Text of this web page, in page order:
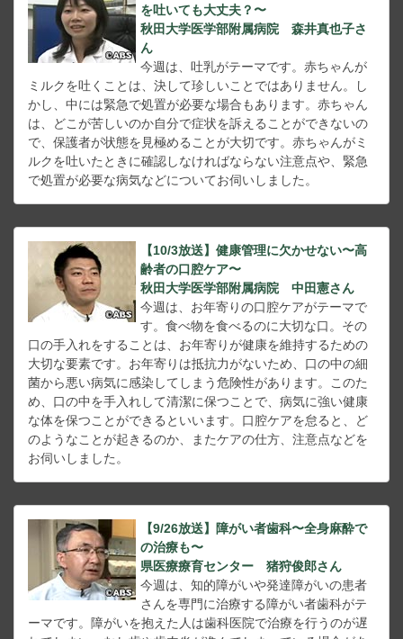
を吐いても大丈夫？〜
秋田大学医学部附属病院 森井真也子さ
ん
今週は、吐乳がテーマです。赤ちゃんが
ミルクを吐くことは、決して珍しいことではありません。し
かし、中には緊急で処置が必要な場合もあります。赤ちゃん
は、どこが苦しいのか自分で症状を訴えることができないの
で、保護者が状態を見極めることが大切です。赤ちゃんがミ
ルクを吐いたときに確認しなければならない注意点や、緊急
で処置が必要な病気などについてお伺いしました。
【10/3放送】健康管理に欠かせない〜高
齢者の口腔ケア〜
秋田大学医学部附属病院 中田憲さん
今週は、お年寄りの口腔ケアがテーマで
す。食べ物を食べるのに大切な口。その
口の手入れをすることは、お年寄りが健康を維持するための
大切な要素です。お年寄りは抵抗力がないため、口の中の細
菌から悪い病気に感染してしまう危険性があります。このた
め、口の中を手入れして清潔に保つことで、病気に強い健康
な体を保つことができるといいます。口腔ケアを怠ると、ど
のようなことが起きるのか、またケアの仕方、注意点などを
お伺いしました。
【9/26放送】障がい者歯科〜全身麻酔で
の治療も〜
県医療療育センター 猪狩俊郎さん
今週は、知的障がいや発達障がいの患者
さんを専門に治療する障がい者歯科がテ
ーマです。障がいを抱えた人は歯科医院で治療を行うのが遅